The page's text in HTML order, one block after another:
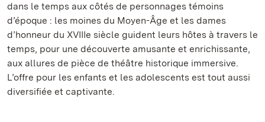
dans le temps aux côtés de personnages témoins
d’époque : les moines du Moyen-Âge et les dames
d’honneur du XVIIIe siècle guident leurs hôtes à travers le
temps, pour une découverte amusante et enrichissante,
aux allures de pièce de théâtre historique immersive.
L’offre pour les enfants et les adolescents est tout aussi
diversifiée et captivante.